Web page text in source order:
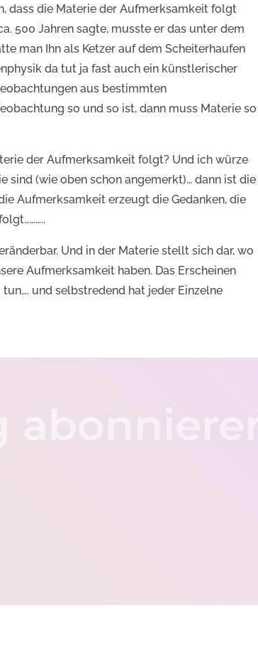
dass die Materie der Aufmerksamkeit folgt
500 Jahren sagte, musste er das unter dem
man Ihn als Ketzer auf dem Scheiterhaufen
da tut ja fast auch ein künstlerischer
aus bestimmten
so und so ist, dann muss Materie so
der Aufmerksamkeit folgt? Und ich würze
sind (wie oben schon angemerkt)… dann ist die
Aufmerksamkeit erzeugt die Gedanken, die
Und in der Materie stellt sich dar, wo
Aufmerksamkeit haben. Das Erscheinen
und selbstredend hat jeder Einzelne
abonnieren